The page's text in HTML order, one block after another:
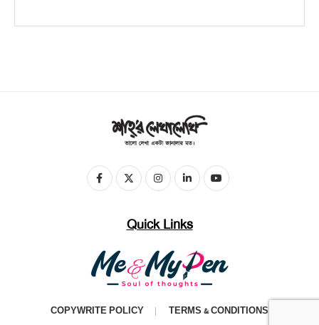
Quick Links
COPYWRITE POLICY TERMS & CONDITIONS